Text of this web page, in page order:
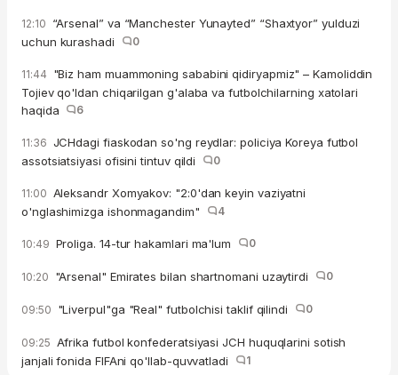
12:10 “Arsenal” va “Manchester Yunayted” “Shaxtyor” yulduzi
uchun kurashadi
0
11:44 "Biz ham muammoning sababini qidiryapmiz" – Kamoliddin
Tojiev qo'ldan chiqarilgan g'alaba va futbolchilarning xatolari
haqida
6
11:36 JCHdagi fiaskodan so'ng reydlar: policiya Koreya futbol
assotsiatsiyasi ofisini tintuv qildi
0
11:00 Aleksandr Xomyakov: "2:0'dan keyin vaziyatni
o'nglashimizga ishonmagandim"
4
10:49 Proliga. 14-tur hakamlari ma'lum 0
10:20 "Arsenal" Emirates bilan shartnomani uzaytirdi 0
09:50 "Liverpul"ga "Real" futbolchisi taklif qilindi 0
09:25 Afrika futbol konfederatsiyasi JCH huquqlarini sotish
janjali fonida FIFAni qo'llab-quvvatladi
1